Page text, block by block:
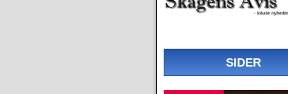
SIDER